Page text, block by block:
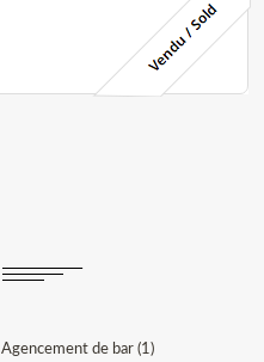
Agencement de bar (1)